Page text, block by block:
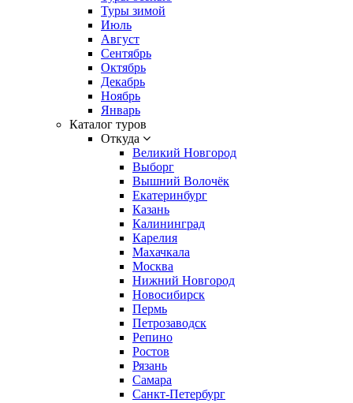
Туры зимой
Июль
Август
Сентябрь
Октябрь
Декабрь
Ноябрь
Январь
Каталог туров
Откуда
Великий Новгород
Выборг
Вышний Волочёк
Екатеринбург
Казань
Калининград
Карелия
Махачкала
Москва
Нижний Новгород
Новосибирск
Пермь
Петрозаводск
Репино
Ростов
Рязань
Самара
Санкт-Петербург